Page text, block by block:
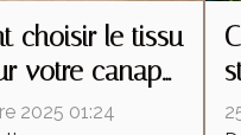
choisir le tissu
votre canapé
2025 01:24